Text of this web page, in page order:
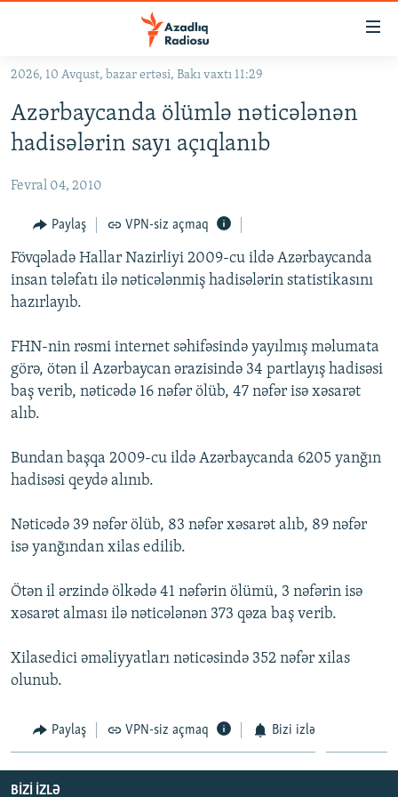
Əsas
qayıt
Əsas
qayıt
#ƏSLINDƏ
FƏRQƏ BAX
QANUNI DOĞRU
ARAŞDIRMA
VIDEO
FOTOQALEREYA
İNFOQRAFIKA
KARIKATURA
RADIO ARXIV
OXU ZALI
AZƏRBAYCAN ƏDƏBIYYATI KITABXANASI
İSLAM VƏ DEMOKRATIYA
İZ - MƏDƏNIYYƏT PROQRAMI
HAQQIMIZDA
MISSIYAMIZ
PEŞƏ ETIKASI VƏ JURNALISTIKA STANDARTLARIMIZ
MATERIALLARIMIZDAN ISTIFADƏ
BIZIMLƏ ƏLAQƏ
RFE/RL-in bütün saytları
2026, 10 Avqust, bazar ertəsi, Bakı vaxtı 11:29
Azərbaycanda ölümlə nəticələnən
hadisələrin sayı açıqlanıb
Fevral 04, 2010
Paylaş VPN-siz açmaq
Fövqəladə Hallar Nazirliyi 2009-cu ildə Azərbaycanda
insan tələfatı ilə nəticələnmiş hadisələrin statistikasını
hazırlayıb.
FHN-nin rəsmi internet səhifəsində yayılmış məlumata
görə, ötən il Azərbaycan ərazisində 34 partlayış hadisəsi
baş verib, nəticədə 16 nəfər ölüb, 47 nəfər isə xəsarət
alıb.
Bundan başqa 2009-cu ildə Azərbaycanda 6205 yanğın
hadisəsi qeydə alınıb.
Nəticədə 39 nəfər ölüb, 83 nəfər xəsarət alıb, 89 nəfər
isə yanğından xilas edilib.
Ötən il ərzində ölkədə 41 nəfərin ölümü, 3 nəfərin isə
xəsarət alması ilə nəticələnən 373 qəza baş verib.
Xilasedici əməliyyatları nəticəsində 352 nəfər xilas
olunub.
Paylaş VPN-siz açmaq Bizi izlə
BIZI IZLƏ